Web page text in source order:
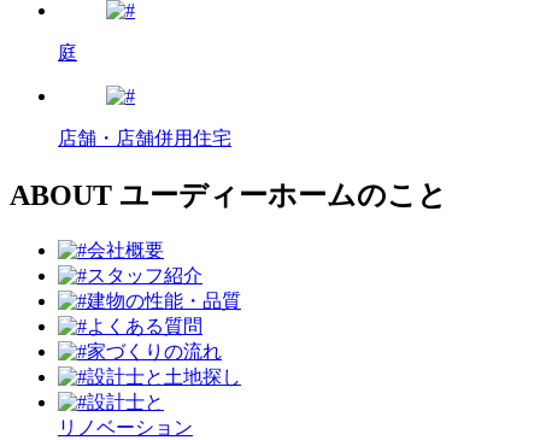
庭
店舗・店舗併用住宅
ABOUT ユーディーホームのこと
会社概要
スタッフ紹介
建物の性能・品質
よくある質問
家づくりの流れ
設計⼠と⼟地探し
設計士と
リノベーション